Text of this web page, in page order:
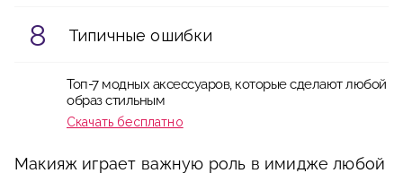
Типичные ошибки
Топ-7 модных аксессуаров, которые сделают любой
образ стильным
Скачать бесплатно
Макияж играет важную роль в имидже любой